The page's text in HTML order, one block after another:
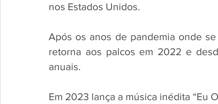
nos Estados Unidos.
Após os anos de pandemia onde
retorna aos palcos em 2022 e
anuais.
Em 2023 lança a música inédita “Eu